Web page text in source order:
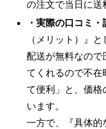
の注文で当日に送
・実際の口コミ・
（メリット）』
配送が無料なので
てくれるので不在
て便利」と、価格
います。
一方で、『具体的